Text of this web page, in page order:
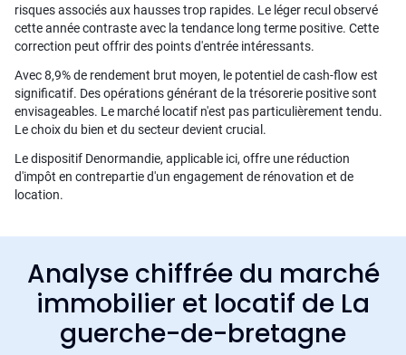
risques associés aux hausses trop rapides. Le léger recul observé
cette année contraste avec la tendance long terme positive. Cette
correction peut offrir des points d'entrée intéressants.
Avec 8,9% de rendement brut moyen, le potentiel de cash-flow est
significatif. Des opérations générant de la trésorerie positive sont
envisageables. Le marché locatif n'est pas particulièrement tendu.
Le choix du bien et du secteur devient crucial.
Le dispositif Denormandie, applicable ici, offre une réduction
d'impôt en contrepartie d'un engagement de rénovation et de
location.
Analyse chiffrée du marché
immobilier et locatif de La
guerche-de-bretagne